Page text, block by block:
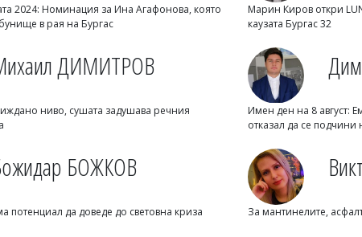
2024: Номинация за Ина Агафонова, която
в рая на Бургас
Марин Киров откри
каузата Бургас 32
ДИМИТРОВ
ниво, сушата задушава речния
Имен ден на 8 август:
отказал да се
БОЖКОВ
потенциал да доведе до световна криза За мантинелите,